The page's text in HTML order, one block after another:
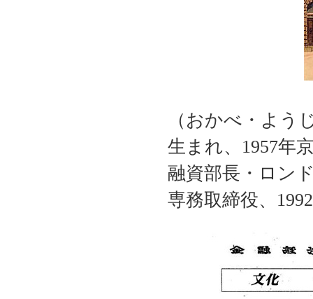
（おかべ・よう
生まれ、1957年
融資部長・ロ
専務取締役、